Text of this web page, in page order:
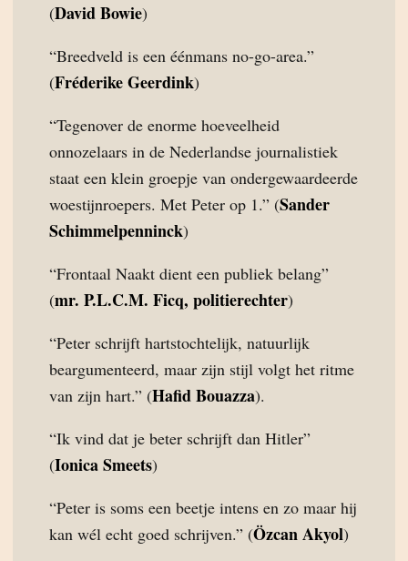
(David Bowie)
“Breedveld is een éénmans no-go-area.”
(Fréderike Geerdink)
“Tegenover de enorme hoeveelheid
onnozelaars in de Nederlandse journalistiek
staat een klein groepje van ondergewaardeerde
woestijnroepers. Met Peter op 1.” (Sander
Schimmelpenninck)
“Frontaal Naakt dient een publiek belang”
(mr. P.L.C.M. Ficq, politierechter)
“Peter schrijft hartstochtelijk, natuurlijk
beargumenteerd, maar zijn stijl volgt het ritme
van zijn hart.” (Hafid Bouazza).
“Ik vind dat je beter schrijft dan Hitler”
(Ionica Smeets)
“Peter is soms een beetje intens en zo maar hij
kan wél echt goed schrijven.” (Özcan Akyol)